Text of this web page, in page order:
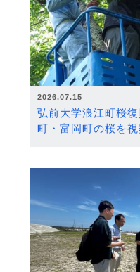
2026.07.15
弘前大学浪江町桜
町・富岡町の桜を視